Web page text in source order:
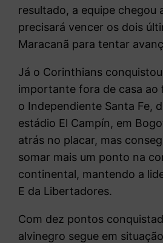
resultado, a equipe chegou
precisará vencer os dois
Maracanã para tentar
Já o Corinthians
importante fora de casa ao
o Independiente Santa Fe,
estádio El Campín, em
atrás no placar, mas
somar mais um ponto na
continental, mantendo a
E da Libertadores.
Com dez pontos
alvinegro segue em